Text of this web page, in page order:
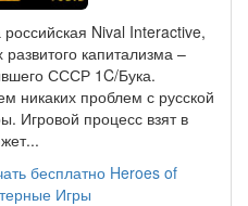
Nival Interactive,
капитализма –
СССР 1C/Бука.
никаких проблем с русской
Игровой процесс взят в
бесплатно Heroes of
Игры